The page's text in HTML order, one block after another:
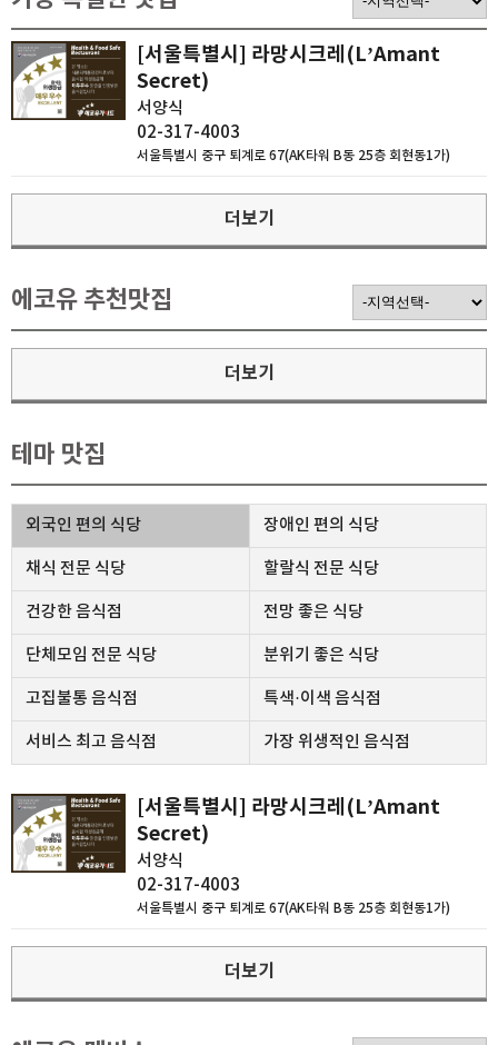
[서울특별시] 라망시크레(L’Amant
Secret)
서양식
02-317-4003
서울특별시 중구 퇴계로 67(AK타워 B동 25층 회현동1가)
더보기
에코유 추천맛집
더보기
테마 맛집
외국인 편의 식당 장애인 편의 식당
채식 전문 식당 할랄식 전문 식당
건강한 음식점 전망 좋은 식당
단체모임 전문 식당 분위기 좋은 식당
고집불통 음식점 특색·이색 음식점
서비스 최고 음식점 가장 위생적인 음식점
[서울특별시] 라망시크레(L’Amant
Secret)
서양식
02-317-4003
서울특별시 중구 퇴계로 67(AK타워 B동 25층 회현동1가)
더보기